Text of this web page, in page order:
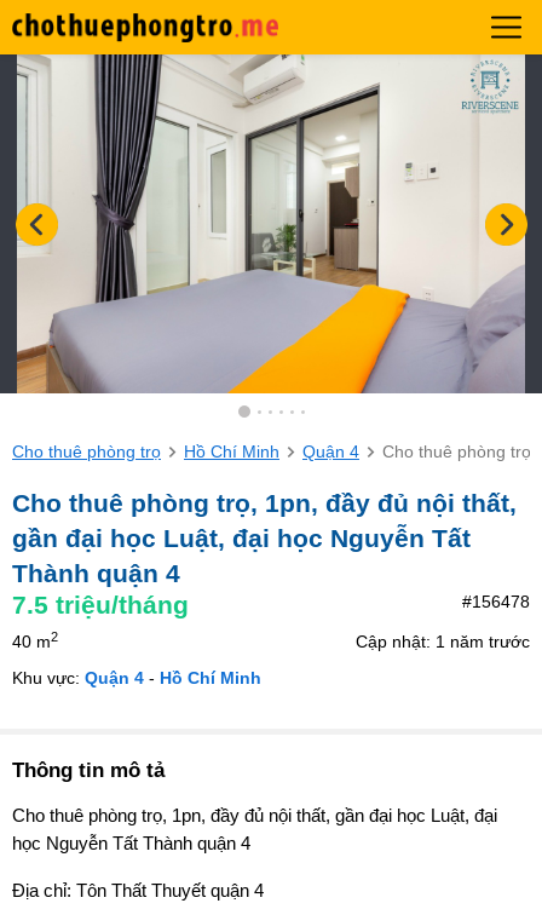
Cho thuê phòng trọ Hồ Chí Minh Quận 4 Cho thuê phòng
Cho thuê phòng trọ, 1pn, đầy đủ nội thất,
gần đại học Luật, đại học Nguyễn Tất
Thành quận 4
7.5 triệu/tháng #156478
40 m2
Cập nhật: 1 năm trước
Khu vực: Quận 4 - Hồ Chí Minh
Thông tin mô tả
Cho thuê phòng trọ, 1pn, đầy đủ nội thất, gần đại học Luật, đại
học Nguyễn Tất Thành quận 4
Địa chỉ: Tôn Thất Thuyết quận 4